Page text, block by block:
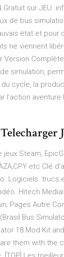
sur JEU
de bus
état et
ne viennent
simulation,
cycle, la
Steam,
etc Clé
Logiciels.
Hitech
Pages Autre
Bus
18 Mod Kit
them with the